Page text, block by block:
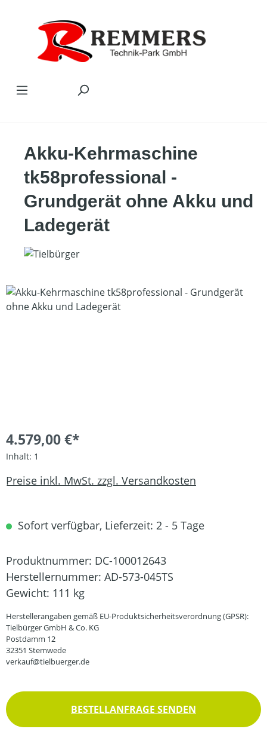
Akku-Kehrmaschine
tk58professional -
Grundgerät ohne Akku und
Ladegerät
Bildergalerie überspringen
4.579,00 €*
Inhalt: 1
Preise inkl. MwSt. zzgl. Versandkosten
Sofort verfügbar, Lieferzeit: 2 - 5 Tage
Produktnummer: DC-100012643
Herstellernummer: AD-573-045TS
Gewicht: 111 kg
Herstellerangaben gemäß EU-Produktsicherheitsverordnung (GPSR):
Tielbürger GmbH & Co. KG
Postdamm 12
32351 Stemwede
verkauf@tielbuerger.de
BESTELLANFRAGE SENDEN